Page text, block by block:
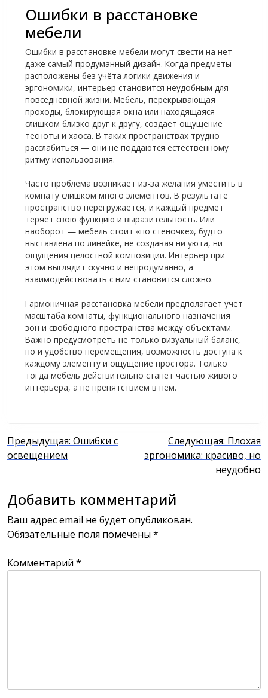
Ошибки в расстановке
мебели
Ошибки в расстановке мебели могут свести на нет
даже самый продуманный дизайн. Когда предметы
расположены без учёта логики движения и
эргономики, интерьер становится неудобным для
повседневной жизни. Мебель, перекрывающая
проходы, блокирующая окна или находящаяся
слишком близко друг к другу, создаёт ощущение
тесноты и хаоса. В таких пространствах трудно
расслабиться — они не поддаются естественному
ритму использования.
Часто проблема возникает из-за желания уместить в
комнату слишком много элементов. В результате
пространство перегружается, и каждый предмет
теряет свою функцию и выразительность. Или
наоборот — мебель стоит «по стеночке», будто
выставлена по линейке, не создавая ни уюта, ни
ощущения целостной композиции. Интерьер при
этом выглядит скучно и непродуманно, а
взаимодействовать с ним становится сложно.
Гармоничная расстановка мебели предполагает учёт
масштаба комнаты, функционального назначения
зон и свободного пространства между объектами.
Важно предусмотреть не только визуальный баланс,
но и удобство перемещения, возможность доступа к
каждому элементу и ощущение простора. Только
тогда мебель действительно станет частью живого
интерьера, а не препятствием в нём.
Навигация
по
Предыдущая: Ошибки с
освещением
Следующая: Плохая
эргономика: красиво, но
неудобно
Добавить комментарий
Ваш адрес email не будет опубликован.
Обязательные поля помечены *
Комментарий *